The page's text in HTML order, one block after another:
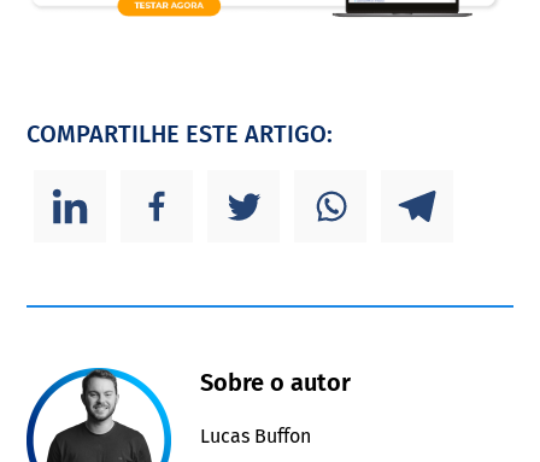
COMPARTILHE ESTE ARTIGO:
Sobre o autor
Lucas Buffon